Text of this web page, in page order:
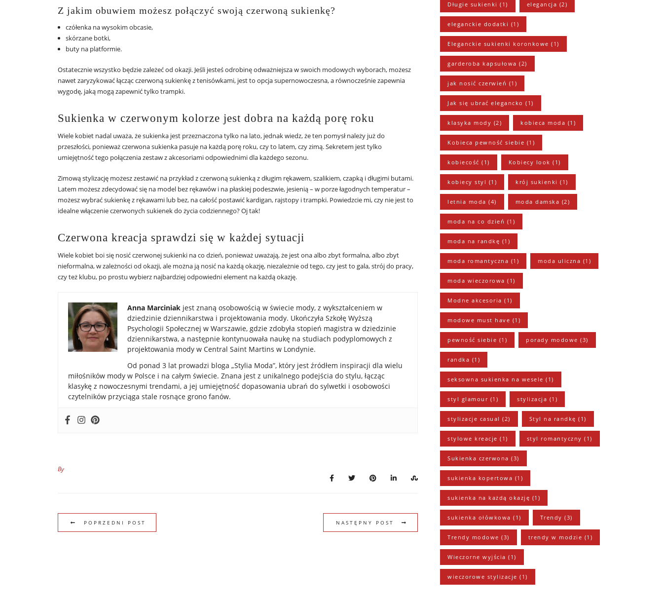
Z jakim obuwiem możesz połączyć swoją czerwoną sukienkę?
czółenka na wysokim obcasie,
skórzane botki,
buty na platformie.
Ostatecznie wszystko będzie zależeć od okazji. Jeśli jesteś odrobinę odważniejsza w swoich modowych wyborach, możesz
nawet zaryzykować łącząc czerwoną sukienkę z tenisówkami, jest to opcja supernowoczesna, a równocześnie zapewnia
wygodę, jaką mogą zapewnić tylko trampki.
Sukienka w czerwonym kolorze jest dobra na każdą porę roku
Wiele kobiet nadal uważa, że sukienka jest przeznaczona tylko na lato, jednak wiedz, że ten pomysł należy już do
przeszłości, ponieważ czerwona sukienka pasuje na każdą porę roku, czy to latem, czy zimą. Sekretem jest tylko
umiejętność tego połączenia zestaw z akcesoriami odpowiednimi dla każdego sezonu.
Zimową stylizację możesz zestawić na przykład z czerwoną sukienką z długim rękawem, szalikiem, czapką i długimi butami.
Latem możesz zdecydować się na model bez rękawów i na płaskiej podeszwie, jesienią – w porze łagodnych temperatur –
możesz wybrać sukienkę z rękawami lub bez, na całość postawić kardigan, rajstopy i trampki. Powiedzcie mi, czy nie jest to
idealne włączenie czerwonych sukienek do życia codziennego? Oj tak!
Czerwona kreacja sprawdzi się w każdej sytuacji
Wiele kobiet boi się nosić czerwonej sukienki na co dzień, ponieważ uważają, że jest ona albo zbyt formalna, albo zbyt
nieformalna, w zależności od okazji, ale można ją nosić na każdą okazję, niezależnie od tego, czy jest to gala, strój do pracy,
czy też klubu, po prostu wybierz najbardziej odpowiedni element na każdą okazję.
Anna Marciniak jest znaną osobowością w świecie mody, z wykształceniem w
dziedzinie dziennikarstwa i projektowania mody. Ukończyła Szkołę Wyższą
Psychologii Społecznej w Warszawie, gdzie zdobyła stopień magistra w dziedzinie
dziennikarstwa, a następnie kontynuowała naukę na studiach podyplomowych z
projektowania mody w Central Saint Martins w Londynie.
Od ponad 3 lat prowadzi bloga „Stylia Moda”, który jest źródłem inspiracji dla wielu
miłośników mody w Polsce i na całym świecie. Znana jest z unikalnego podejścia do stylu, łącząc
klasykę z nowoczesnymi trendami, a jej umiejętność dopasowania ubrań do sylwetki i osobowości
czytelników przyciąga stale rosnące grono fanów.
By
POPRZEDNI POST NASTĘPNY POST
Długie sukienki (1) elegancja (2)
eleganckie dodatki (1)
Eleganckie sukienki koronkowe (1)
garderoba kapsułowa (2)
jak nosić czerwień (1)
Jak się ubrać elegancko (1)
klasyka mody (2) kobieca moda (1)
Kobieca pewność siebie (1)
kobiecość (1) Kobiecy look (1)
kobiecy styl (1) krój sukienki (1)
letnia moda (4) moda damska (2)
moda na co dzień (1)
moda na randkę (1)
moda romantyczna (1) moda uliczna (1)
moda wieczorowa (1)
Modne akcesoria (1)
modowe must have (1)
pewność siebie (1) porady modowe (3)
randka (1)
seksowna sukienka na wesele (1)
styl glamour (1) stylizacja (1)
stylizacje casual (2) Styl na randkę (1)
stylowe kreacje (1) styl romantyczny (1)
Sukienka czerwona (3)
sukienka kopertowa (1)
sukienka na każdą okazję (1)
sukienka ołówkowa (1) Trendy (3)
Trendy modowe (3) trendy w modzie (1)
Wieczorne wyjścia (1)
wieczorowe stylizacje (1)